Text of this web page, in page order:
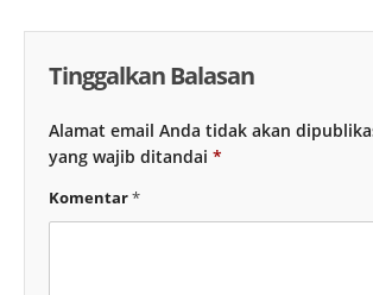
Tinggalkan Balasan
Alamat email Anda tidak akan
yang wajib ditandai *
Komentar*